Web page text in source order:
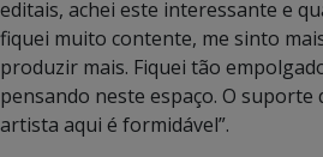
editais, achei este interessante e
fiquei muito contente, me sinto
produzir mais. Fiquei tão
pensando neste espaço. O suporte
artista aqui é formidável”.